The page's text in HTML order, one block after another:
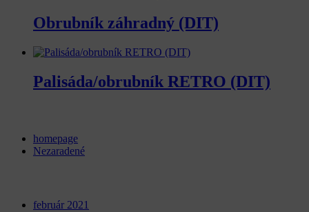
Obrubník záhradný (DIT)
Palisáda/obrubník RETRO (DIT)
homepage
Nezaradené
február 2021